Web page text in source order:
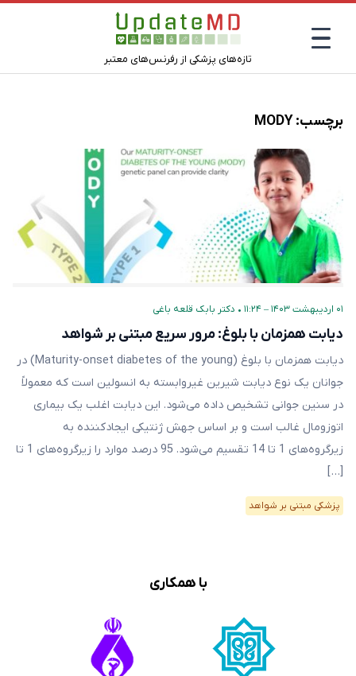
تازه‌های پزشکی از رفرنس‌های معتبر
برچسب:MODY
۰۱ اردیبهشت ۱۴۰۳ – ۱۱:۲۴ • دکتر بابک قلعه‌ باغی
دیابت همزمان با بلوغ: مرور سریع مبتنی بر شواهد
دیابت همزمان با بلوغ (Maturity-onset diabetes of the young) در
جوانان یک نوع دیابت شیرین غیروابسته به انسولین است که معمولاً
در سنین جوانی تشخیص داده می‌شود. این دیابت اغلب یک بیماری
اتوزومال غالب است و بر اساس جهش ژنتیکی ایجادکننده به
زیرگروه‌های 1 تا 14 تقسیم می‌شود. 95 درصد موارد را زیرگروه‌های 1 تا
[…]
پزشکی مبتنی بر شواهد
با همکاری